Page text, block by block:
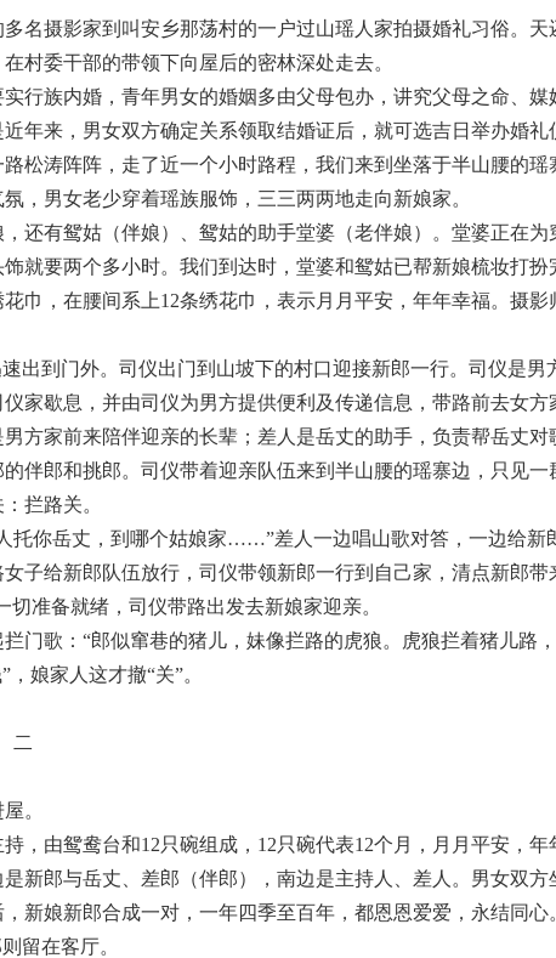
名摄影家到叫安乡那荡村的一户过山瑶人家拍摄婚礼习俗。天
村委干部的带领下向屋后的密林深处走去。
行族内婚，青年男女的婚姻多由父母包办，讲究父母之命、媒
年来，男女双方确定关系领取结婚证后，就可选吉日举办婚礼
松涛阵阵，走了近一个小时路程，我们来到坐落于半山腰的瑶
，男女老少穿着瑶族服饰，三三两两地走向新娘家。
还有鸳姑（伴娘）、鸳姑的助手堂婆（老伴娘）。堂婆正在为
就要两个多小时。我们到达时，堂婆和鸳姑已帮新娘梳妆打扮
巾，在腰间系上12条绣花巾，表示月月平安，年年幸福。摄影
出到门外。司仪出门到山坡下的村口迎接新郎一行。司仪是男
家歇息，并由司仪为男方提供便利及传递信息，带路前去女方
方家前来陪伴迎亲的长辈；差人是岳丈的助手，负责帮岳丈对
伴郎和挑郎。司仪带着迎亲队伍来到半山腰的瑶寨边，只见一
拦路关。
托你岳丈，到哪个姑娘家……”差人一边唱山歌对答，一边给新
子给新郎队伍放行，司仪带领新郎一行到自己家，清点新郎带
准备就绪，司仪带路出发去新娘家迎亲。
门歌：“郎似窜巷的猪儿，妹像拦路的虎狼。虎狼拦着猪儿路
娘家人这才撤“关”。
二
。
，由鸳鸯台和12只碗组成，12只碗代表12个月，月月平安，年
新郎与岳丈、差郎（伴郎），南边是主持人、差人。男女双方
新娘新郎合成一对，一年四季至百年，都恩恩爱爱，永结同心
留在客厅。